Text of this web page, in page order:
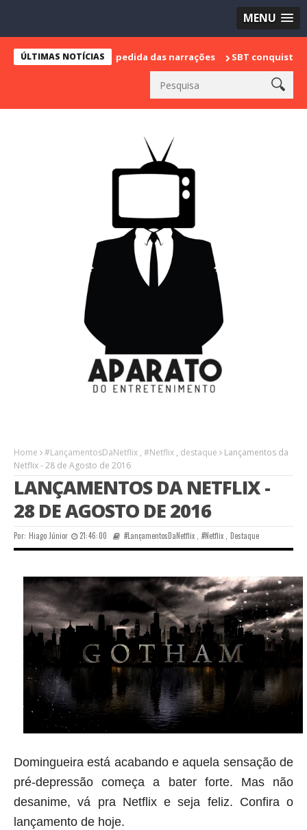
MENU
ÚLTIMAS NOTÍCIAS
sua despedida das narrações SBT conquista a vice
Home #LançamentosDaNetflix , #Netflix , destaque
Lançamentos da
Netflix - 28 de Agosto de 2016
LANÇAMENTOS DA NETFLIX -
28 DE AGOSTO DE 2016
Por: Hiago Júnior 21:46:00 #LançamentosDaNetflix ,#Netflix Destaque
Domingueira está acabando e aquela sensação de
pré-depressão começa a bater forte. Mas não
desanime, vá pra Netflix e seja feliz. Confira o
lançamento de hoje.